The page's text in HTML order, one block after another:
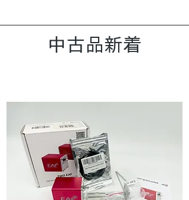
中古品新着